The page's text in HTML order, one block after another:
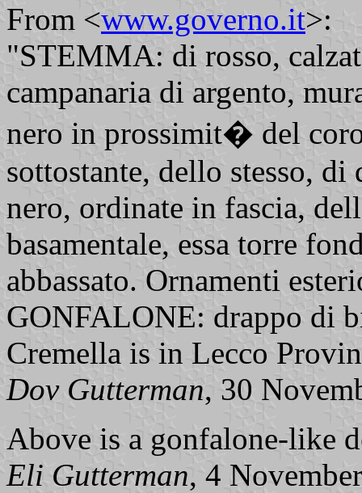
From <www.governo.it>:
"STEMMA: di rosso,
campanaria di argento,
nero in prossimit� del
sottostante, dello stesso, di
nero, ordinate in fascia,
basamentale, essa torre
abbassato. Ornamenti
GONFALONE: drappo di
Cremella is in Lecco
Dov Gutterman, 30
Above is a gonfalone-like
Eli Gutterman, 4